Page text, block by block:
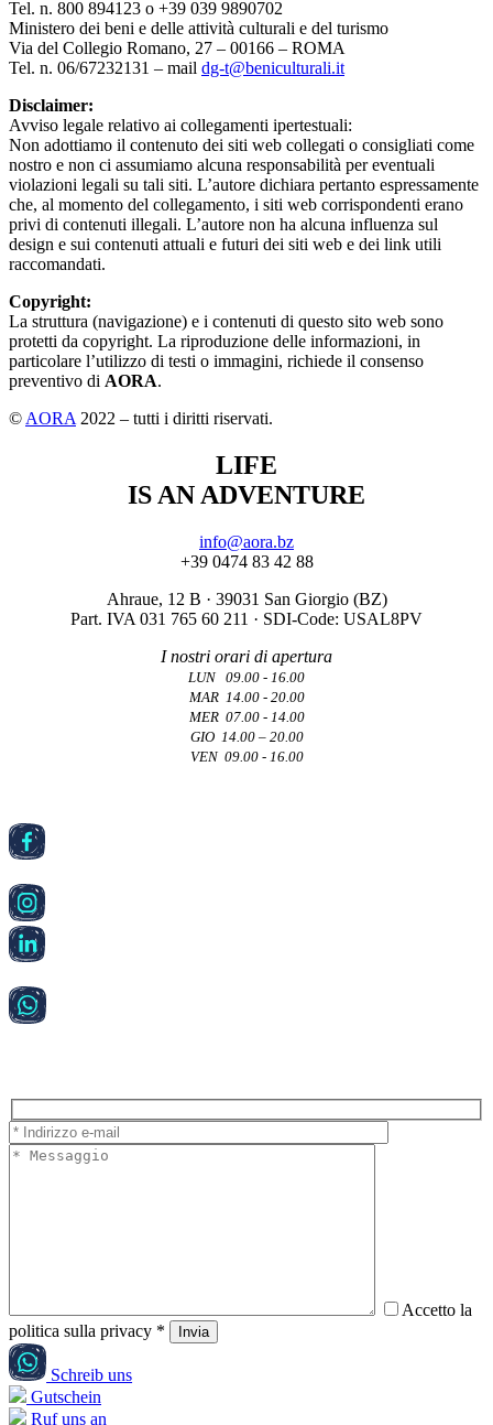
Tel. n. 800 894123 o +39 039 9890702
Ministero dei beni e delle attività culturali e del turismo
Via del Collegio Romano, 27 – 00166 – ROMA
Tel. n. 06/67232131 – mail dg-t@beniculturali.it
Disclaimer:
Avviso legale relativo ai collegamenti ipertestuali:
Non adottiamo il contenuto dei siti web collegati o consigliati come
nostro e non ci assumiamo alcuna responsabilità per eventuali
violazioni legali su tali siti. L’autore dichiara pertanto espressamente
che, al momento del collegamento, i siti web corrispondenti erano
privi di contenuti illegali. L’autore non ha alcuna influenza sul
design e sui contenuti attuali e futuri dei siti web e dei link utili
raccomandati.
Copyright:
La struttura (navigazione) e i contenuti di questo sito web sono
protetti da copyright. La riproduzione delle informazioni, in
particolare l’utilizzo di testi o immagini, richiede il consenso
preventivo di AORA.
© AORA 2022 – tutti i diritti riservati.
LIFE
IS AN ADVENTURE
info@aora.bz
+39 0474 83 42 88
Ahraue, 12 B · 39031 San Giorgio (BZ)
Part. IVA 031 765 60 211 · SDI-Code: USAL8PV
I nostri orari di apertura
LUN 09.00 - 16.00
MAR 14.00 - 20.00
MER 07.00 - 14.00
GIO 14.00 – 20.00
VEN 09.00 - 16.00
Accetto la
politica sulla privacy *
Schreib uns
Gutschein
Ruf uns an